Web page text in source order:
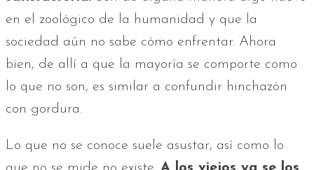
en el zoológico de la humanidad y que la
sociedad aún no sabe cómo enfrentar. Ahora
bien, de allí a que la mayoría se comporte como
lo que no son, es similar a confundir hinchazón
con gordura.
Lo que no se conoce suele asustar, así como lo